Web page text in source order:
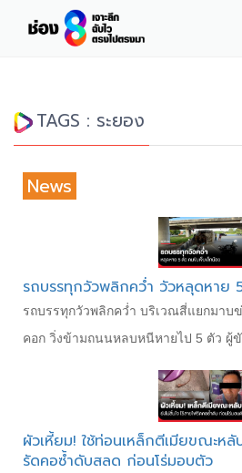
TAGS : ระยอง
News
รถบรรทุกวัวพลิกคว่ำ วัวหลุดหาย
รถบรรทุกวัวพลิกคว่ำ บริเวณสี่แยกมาบ
คอก วิ่งข้ามถนนหลบหนีหายไป 5 ตัว ผู้ขั
ผัวเหี้ยม! ใช้ท่อนเหล็กตีเมียขณะหลั
รัดคอซ้ำดับสลด ก่อนโร่มอบตัว